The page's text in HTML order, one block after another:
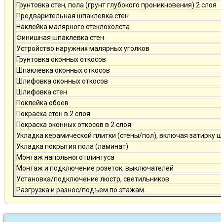
Грунтовка стен, пола (грунт глубокого проникновения) 2 слоя
Предварительная шпаклевка стен
Наклейка малярного стеклохолста
Финишная шпаклевка стен
Устройство наружних малярных уголков
Грунтовка оконных откосов
Шпаклевка оконных откосов
Шлифовка оконных откосов
Шлифовка стен
Поклейка обоев
Покраска стен в 2 слоя
Покраска оконных откосов в 2 слоя
Укладка керамической плитки (стены/пол), включая затирку
Укладка покрытия пола (ламинат)
Монтаж напольного плинтуса
Монтаж и подключение розеток, выключателей
Установка/подключение люстр, светильников
Разгрузка и разнос/подъем по этажам